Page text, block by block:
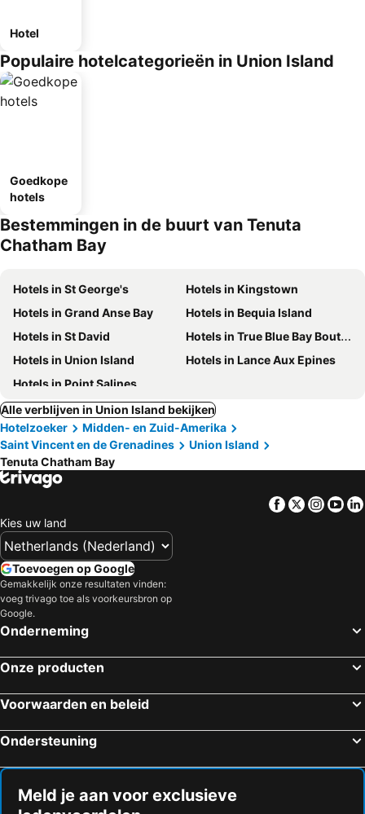
Hotel
Populaire hotelcategorieën in Union Island
Goedkope
hotels
Bestemmingen in de buurt van Tenuta
Chatham Bay
Hotels in St George's
Hotels in Kingstown
Hotels in Grand Anse Bay
Hotels in Bequia Island
Hotels in St David
Hotels in True Blue Bay Boutique Resort
Hotels in Union Island
Hotels in Lance Aux Epines
Hotels in Point Salines
Alle verblijven in Union Island bekijken
Hotelzoeker
Midden- en Zuid-Amerika
Saint Vincent en de Grenadines
Union Island
Tenuta Chatham Bay
Facebook
Twitter
Kies uw land
Toevoegen op Google
Gemakkelijk onze resultaten vinden:
voeg trivago toe als voorkeursbron op
Google.
Onderneming
Onze producten
Voorwaarden en beleid
Ondersteuning
Meld je aan voor exclusieve